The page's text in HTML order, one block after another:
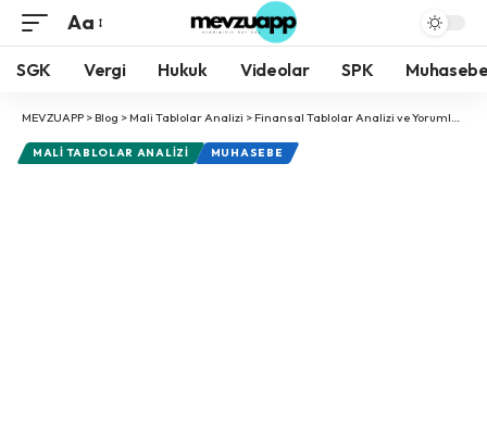
Yazı
Tipi
Aa
SGK Vergi Hukuk Videolar SPK
MEVZUAPP > Blog > Mali Tablolar Analizi > Finansal Tablolar Analizi ve Yorumlama
MALI TABLOLAR ANALIZI MUHASEBE